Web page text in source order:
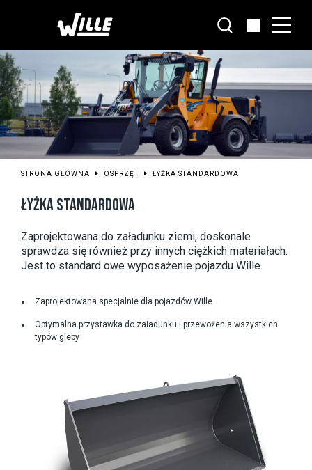
STRONA GŁÓWNA OSPRZĘT ŁYŻKA STANDARDOWA
ŁYŻKA STANDARDOWA
Zaprojektowana do załadunku ziemi, doskonale
sprawdza się również przy innych ciężkich materiałach.
Jest to standard owe wyposażenie pojazdu Wille.
Zaprojektowana specjalnie dla pojazdów Wille
Optymalna przystawka do załadunku i przewożenia wszystkich
typów gleby